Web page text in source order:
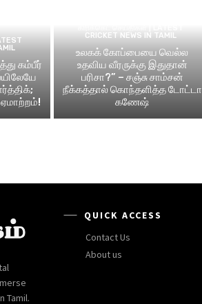
கம்பீர்
ஏமாற்றம்!
CRICKET NEWS IN TAMIL
உலகக் கோப்பையை வெல்ல
உதவிய வீரருக்கு இதுதான்
பரிசா?” – சஞ்சு சாம்சன்
நீக்கத்தால் கொந்தளித்த டோட்டா
கணேஷ்
Tamil.
QUICK ACCESS
Contact Us
About us